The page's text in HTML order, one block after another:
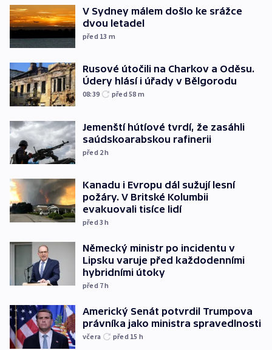
V Sydney málem došlo ke srážce
dvou letadel
před 13 m
Rusové útočili na Charkov a Oděsu.
Údery hlásí i úřady v Bělgorodu
08:39 před 58 m
Jemenští hútíové tvrdí, že zasáhli
saúdskoarabskou rafinerii
před 2h
Kanadu i Evropu dál sužují lesní
požáry. V Britské Kolumbii
evakuovali tisíce lidí
před 3h
Německý ministr po incidentu v
Lipsku varuje před každodenními
hybridními útoky
před 7h
Americký Senát potvrdil Trumpova
právníka jako ministra spravedlnosti
včera před 15 h